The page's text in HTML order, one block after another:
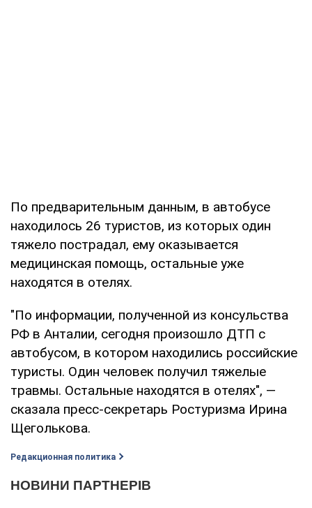
По предварительным данным, в автобусе
находилось 26 туристов, из которых один
тяжело пострадал, ему оказывается
медицинская помощь, остальные уже
находятся в отелях.
"По информации, полученной из консульства
РФ в Анталии, сегодня произошло ДТП с
автобусом, в котором находились российские
туристы. Один человек получил тяжелые
травмы. Остальные находятся в отелях", —
сказала пресс-секретарь Ростуризма Ирина
Щеголькова.
Редакционная политика